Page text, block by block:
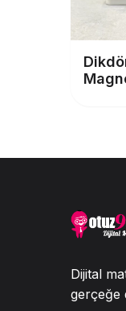
Dijital
gerçeğe